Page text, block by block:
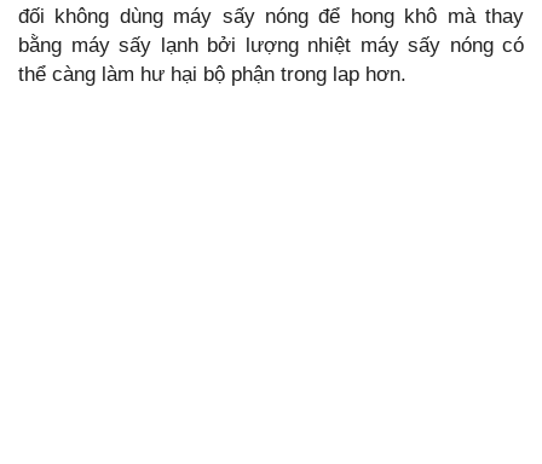
đối không dùng máy sấy nóng để hong khô mà thay
bằng máy sấy lạnh bởi lượng nhiệt máy sấy nóng có
thể càng làm hư hại bộ phận trong lap hơn.